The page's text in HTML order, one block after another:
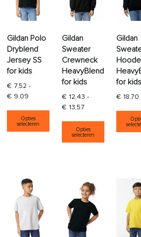
Gildan Polo
Dryblend
Jersey SS
for kids
€ 7,52 -
€ 9,09 Prijsklasse: € 7,52 tot € 9,09
Opties
selecteren
Dit product heeft
Gildan
Sweater
Crewneck
HeavyBlend
for kids
€ 12,43 -
€ 13,57Prijsklasse: €
Opties
selecteren
Dit
Gildan
for kids
€ 18,70